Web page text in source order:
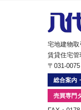
宅地建物
賃貸住宅
〒031-
総合案内
売買専門